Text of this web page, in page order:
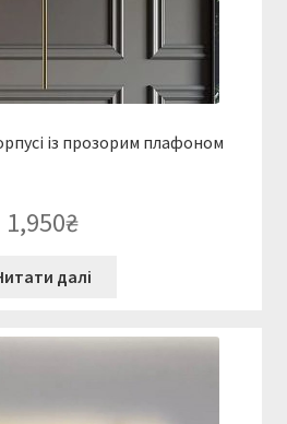
із прозорим плафоном
1,950₴
далі